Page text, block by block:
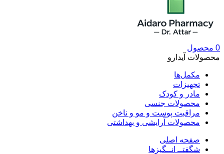
0 محصول
محصولات آیدارو
مکمل‌ها
تجهیزات
مادر و کودک
محصولات جنسی
مراقبت پوست و مو و ناخن
محصولات آرایشی و بهداشتی
صفحه اصلی
شگفتــ انــگیزها